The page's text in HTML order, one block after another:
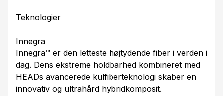
Teknologier
Innegra
Innegra™ er den letteste højtydende fiber i verden i
dag. Dens ekstreme holdbarhed kombineret med
HEADs avancerede kulfiberteknologi skaber en
innovativ og ultrahård hybridkomposit.